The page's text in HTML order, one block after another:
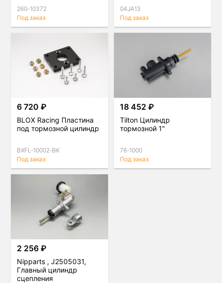
260-10372
Под заказ
04JA13
Под заказ
6 720 ₽
BLOX Racing Пластина
под тормозной цилиндр
BXFL-10002-BK
Под заказ
18 452 ₽
Tilton Цилиндр
тормозной 1"
76-1000
Под заказ
2 256 ₽
Nipparts , J2505031,
Главный цилиндр
сцепления